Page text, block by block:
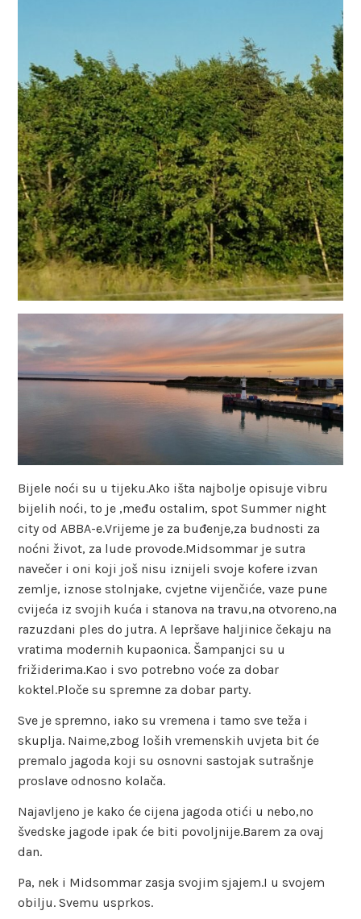
Bijele noći su u tijeku.Ako išta najbolje opisuje vibru
bijelih noći, to je ,među ostalim, spot Summer night
city od ABBA-e.Vrijeme je za buđenje,za budnosti za
noćni život, za lude provode.Midsommar je sutra
navečer i oni koji još nisu iznijeli svoje kofere izvan
zemlje, iznose stolnjake, cvjetne vijenčiće, vaze pune
cvijeća iz svojih kuća i stanova na travu,na otvoreno,na
razuzdani ples do jutra. A lepršave haljinice čekaju na
vratima modernih kupaonica. Šampanjci su u
frižiderima.Kao i svo potrebno voće za dobar
koktel.Ploče su spremne za dobar party.
Sve je spremno, iako su vremena i tamo sve teža i
skuplja. Naime,zbog loših vremenskih uvjeta bit će
premalo jagoda koji su osnovni sastojak sutrašnje
proslave odnosno kolača.
Najavljeno je kako će cijena jagoda otići u nebo,no
švedske jagode ipak će biti povoljnije.Barem za ovaj
dan.
Pa, nek i Midsommar zasja svojim sjajem.I u svojem
obilju. Svemu usprkos.